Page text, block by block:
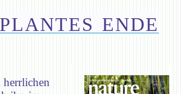
ENDE
herrlichen